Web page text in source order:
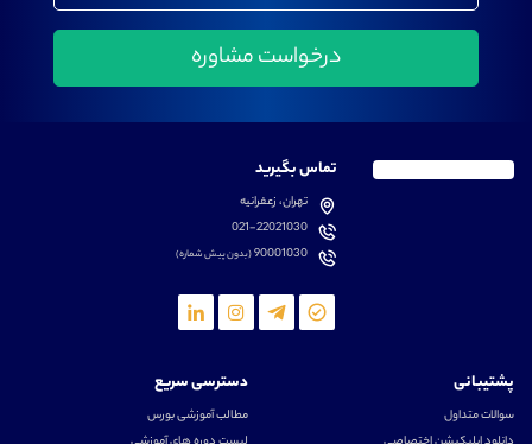
تماس بگیرید
تهران، زعفرانیه
021-22021030
90001030(بدون پیش شماره)
پشتیبانی
سوالات متداول
دسترسی سریع
مطالب آموزشی بورس